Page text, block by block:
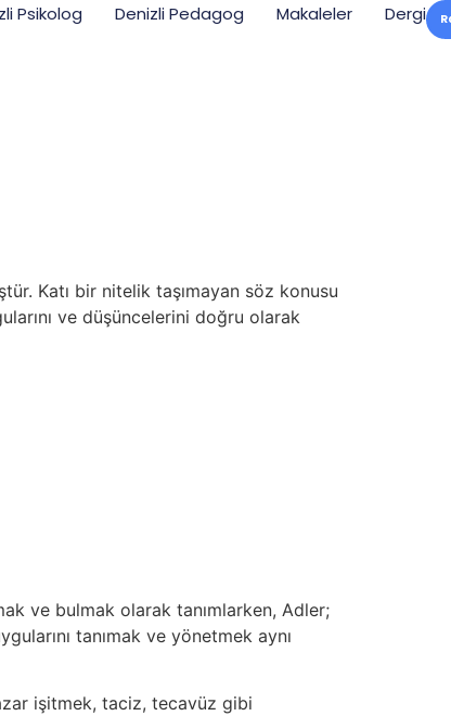
Psikolog Denizli Pedagog Makaleler Dergi
Katı bir nitelik taşımayan söz konusu
ve düşüncelerini doğru olarak
ve bulmak olarak tanımlarken, Adler;
tanımak ve yönetmek aynı
işitmek, taciz, tecavüz gibi